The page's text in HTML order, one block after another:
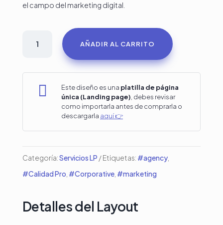
el campo del marketing digital.
en
cantidad
AÑADIR AL CARRITO
 Este diseño es una platilla de página
única (Landing page) , debes revisar
como importarla antes de comprarla o
descargarla aquí 👉
Categoría:Servicios LP Etiquetas: #agency,
#Calidad Pro #Corporative, #marketing
Detalles del Layout